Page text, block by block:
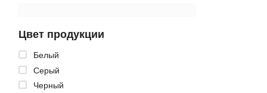
Цвет продукции
Белый
Серый
Черный